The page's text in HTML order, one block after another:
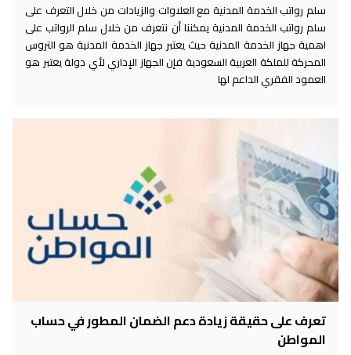
سلم رواتب الخدمة المدنية مع العلاوات والزيادات من خلال التعرف على
سلم رواتب الخدمة المدنية يمكننا أن نتعرف من خلال سلم الرواتب على
اهمية جهاز الخدمة المدنية حيث يعتبر جهاز الخدمة المدنية هو التروس
المحركة للملكة العربية السعودية فإن الجهاز الإداري لأي دولة يعتبر هو
العمود الفقري الداعم لها
تعرف على حقيقة زيادة دعم الضمان المطور في حساب
المواطن